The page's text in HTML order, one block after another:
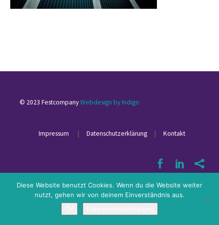
© 2023 FestcompanyWebdesign by Indigo
Impressum | Datenschutzerklärung | Kontakt
Diese Website benutzt Cookies. Wenn du die Website weiter
nutzt, gehen wir von deinem Einverständnis aus.